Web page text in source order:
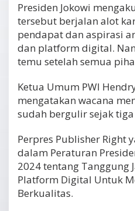
Presiden Jokowi
tersebut berjalan alot
pendapat dan aspirasi
dan platform digital.
temu setelah semua
Ketua Umum PWI
mengatakan wacana
sudah bergulir sejak
Perpres Publisher Right
dalam Peraturan
2024 tentang Tanggung
Platform Digital Untuk
Berkualitas.